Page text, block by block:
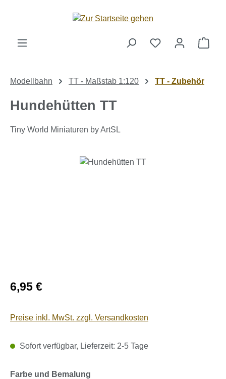
Zum Hauptinhalt springen
Modellbahn TT - Maßstab 1:120 TT - Zubehör
Hundehütten TT
Tiny World Miniaturen by ArtSL
Bildergalerie überspringen
Regulärer Preis:
6,95 €
Preise inkl. MwSt. zzgl. Versandkosten
Sofort verfügbar, Lieferzeit: 2-5 Tage
Farbe und Bemalung